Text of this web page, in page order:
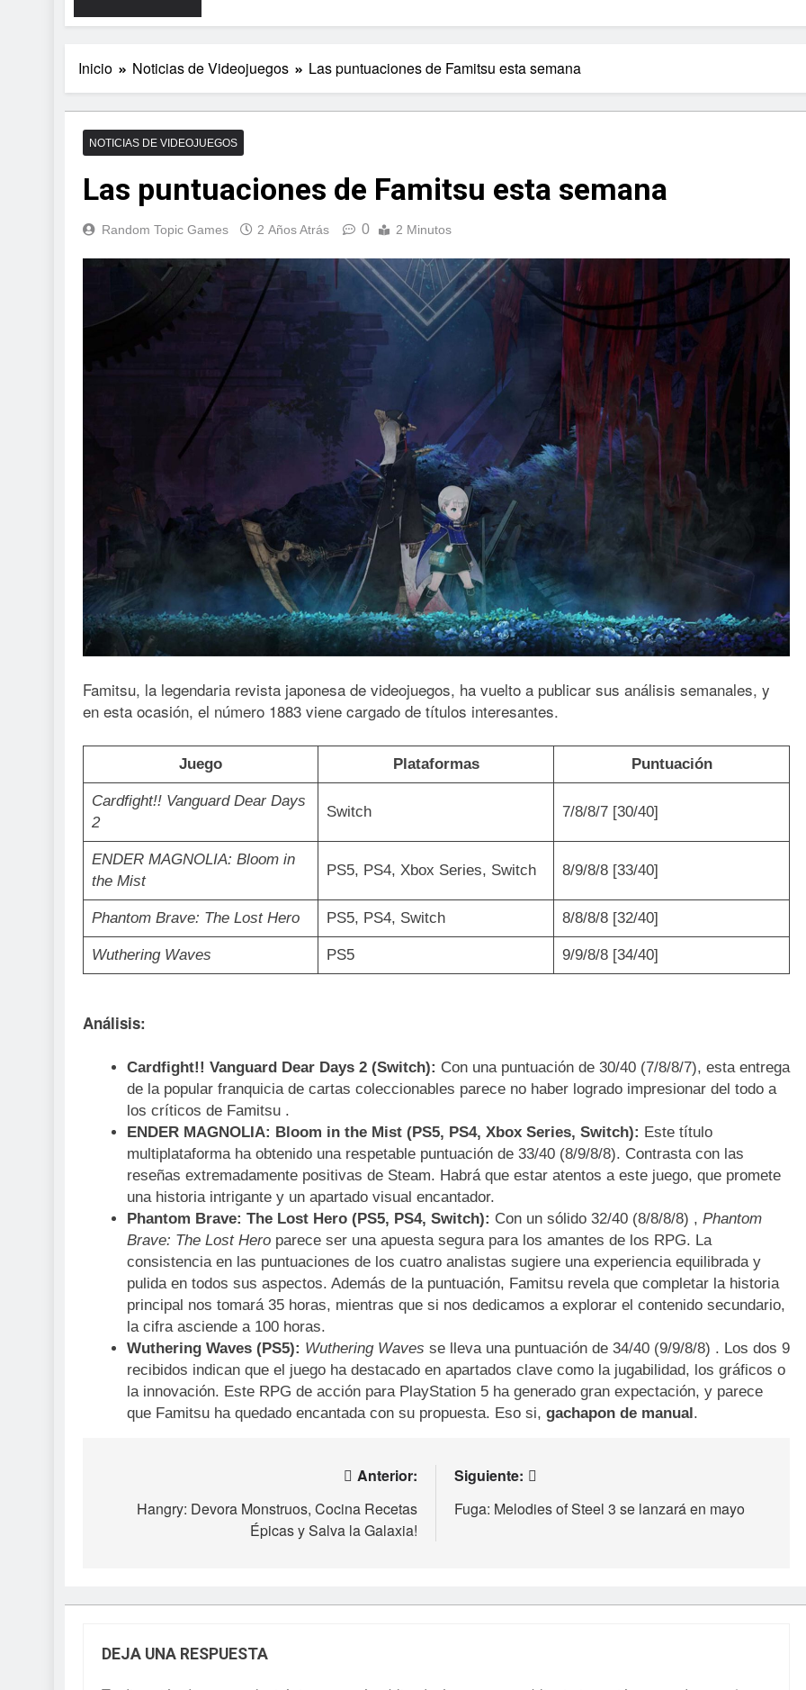
Inicio Noticias de Videojuegos Las puntuaciones de Famitsu esta semana
NOTICIAS DE VIDEOJUEGOS
Las puntuaciones de Famitsu esta semana
Random Topic Games 2 Años Atrás 0 2 Minutos
Famitsu, la legendaria revista japonesa de videojuegos, ha vuelto a publicar sus análisis semanales, y
en esta ocasión, el número 1883 viene cargado de títulos interesantes.
Juego Plataformas Puntuación
Cardfight!! Vanguard Dear Days
2
Switch 7/8/8/7 [30/40]
ENDER MAGNOLIA: Bloom in
the Mist
PS5, PS4, Xbox Series, Switch 8/9/8/8 [33/40]
Phantom Brave: The Lost Hero PS5, PS4, Switch 8/8/8/8 [32/40]
Wuthering Waves PS5 9/9/8/8 [34/40]
Análisis:
Cardfight!! Vanguard Dear Days 2 (Switch): Con una puntuación de 30/40 (7/8/8/7), esta entrega
de la popular franquicia de cartas coleccionables parece no haber logrado impresionar del todo a
los críticos de Famitsu .
ENDER MAGNOLIA: Bloom in the Mist (PS5, PS4, Xbox Series, Switch): Este título
multiplataforma ha obtenido una respetable puntuación de 33/40 (8/9/8/8). Contrasta con las
reseñas extremadamente positivas de Steam. Habrá que estar atentos a este juego, que promete
una historia intrigante y un apartado visual encantador.
Phantom Brave: The Lost Hero (PS5, PS4, Switch): Con un sólido 32/40 (8/8/8/8) , Phantom
Brave: The Lost Heroparece ser una apuesta segura para los amantes de los RPG. La
consistencia en las puntuaciones de los cuatro analistas sugiere una experiencia equilibrada y
pulida en todos sus aspectos. Además de la puntuación, Famitsu revela que completar la historia
principal nos tomará 35 horas, mientras que si nos dedicamos a explorar el contenido secundario,
la cifra asciende a 100 horas.
Wuthering Waves (PS5): Wuthering Waves se lleva una puntuación de 34/40 (9/9/8/8) . Los dos 9
recibidos indican que el juego ha destacado en apartados clave como la jugabilidad, los gráficos o
la innovación. Este RPG de acción para PlayStation 5 ha generado gran expectación, y parece
que Famitsu ha quedado encantada con su propuesta. Eso si, gachapon de manual.
Anterior:
Hangry: Devora Monstruos, Cocina Recetas
Épicas y Salva la Galaxia!
Siguiente:
Fuga: Melodies of Steel 3 se lanzará en mayo
DEJA UNA RESPUESTA